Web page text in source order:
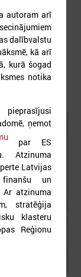
par
sākās 13.
pulcē vairāk
ekspertus un
autoram arī
dalībvalstu
kā arī
kurā šogad
notika
ņemot
par ES
Atzinuma
Latvijas
finanšu un
Ar atzinuma
stratēģija
klasteru
Reģionu